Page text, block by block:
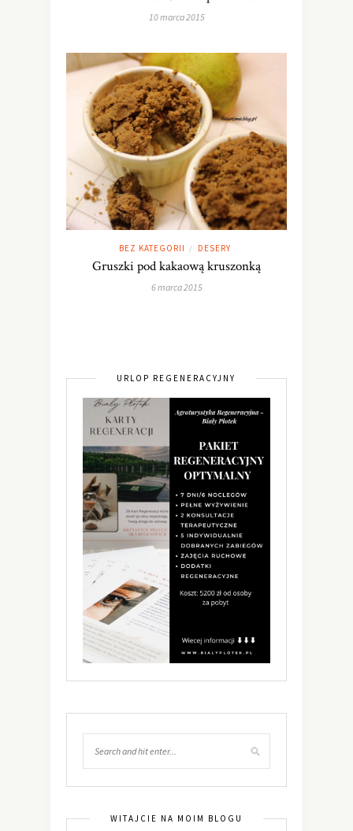
10 marca 2015
BEZ KATEGORII / DESERY
Gruszki pod kakaową kruszonką
6 marca 2015
URLOP REGENERACYJNY
WITAJCIE NA MOIM BLOGU